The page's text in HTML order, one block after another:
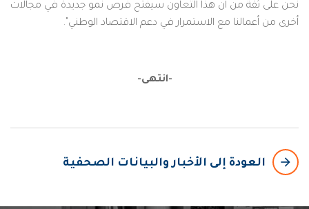
نحن على ثقة من أن هذا التعاون سيفتح فرص نمو جديدة في مجالات
أخرى من أعمالنا مع الاستمرار في دعم الاقتصاد الوطني".
-انتهى-
arrow_backward
العودة إلى الأخبار والبيانات الصحفية